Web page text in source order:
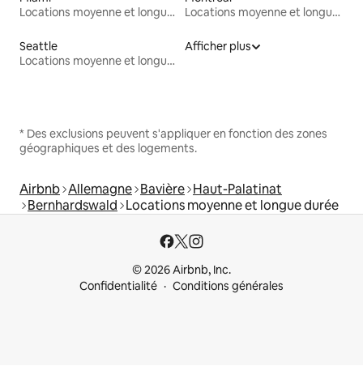
Locations moyenne et longue durée
Locations moyenne et longue durée
Seattle
Locations moyenne et longue durée
Afficher plus
* Des exclusions peuvent s'appliquer en fonction des zones
géographiques et des logements.
Airbnb Allemagne Bavière Haut-Palatinat
Bernhardswald Locations moyenne et longue durée
© 2026 Airbnb, Inc.
Confidentialité
Conditions générales